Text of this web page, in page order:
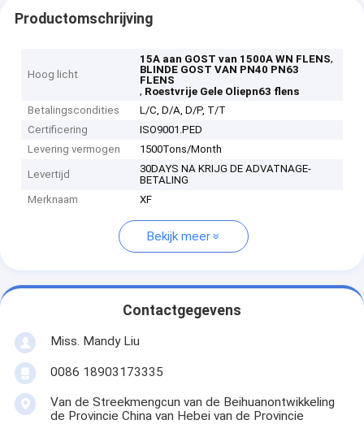
Productomschrijving
Hoog licht
15A aan GOST van 1500A WN FLENS,
BLINDE GOST VAN PN40 PN63
FLENS
, Roestvrije Gele Oliepn63 flens
Betalingscondities
L/C, D/A, D/P, T/T
Certificering
ISO9001.PED
Levering vermogen
1500Tons/Month
Levertijd
30DAYS NA KRIJG DE ADVATNAGE-
BETALING
Merknaam
XF
Bekijk meer
Contactgegevens
Miss. Mandy Liu
0086 18903173335
Van de Streekmengcun van de Beihuanontwikkeling
de Provincie China van Hebei van de Provincie